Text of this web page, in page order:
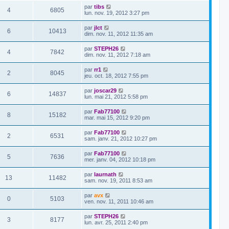
4 6805 partibs
lun. nov. 19, 2012 3:27 pm
6 10413 parjlct
dim. nov. 11, 2012 11:35 am
4 7842 parSTEPH26
dim. nov. 11, 2012 7:18 am
2 8045 parrr1
jeu. oct. 18, 2012 7:55 pm
6 14837 parjoscar29
lun. mai 21, 2012 5:58 pm
8 15182 parFab77100
mar. mai 15, 2012 9:20 pm
2 6531 parFab77100
sam. janv. 21, 2012 10:27 pm
5 7636 parFab77100
mer. janv. 04, 2012 10:18 pm
13 11482 parlaurnath
sam. nov. 19, 2011 8:53 am
0 5103 paravx
ven. nov. 11, 2011 10:46 am
3 8177 parSTEPH26
lun. avr. 25, 2011 2:40 pm